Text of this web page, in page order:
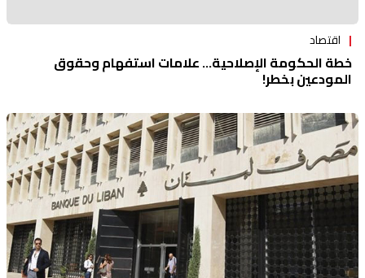
اقتصاد
خطة الحكومة الإصلاحية... علامات استفهام وحقوق
المودعين بخطر!